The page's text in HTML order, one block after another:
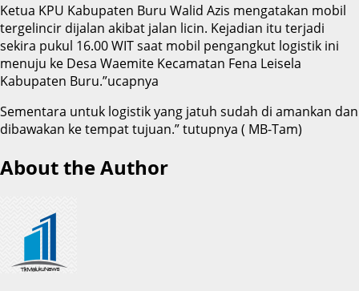
Ketua KPU Kabupaten Buru Walid Azis mengatakan mobil
tergelincir dijalan akibat jalan licin. Kejadian itu terjadi
sekira pukul 16.00 WIT saat mobil pengangkut logistik ini
menuju ke Desa Waemite Kecamatan Fena Leisela
Kabupaten Buru.”ucapnya
Sementara untuk logistik yang jatuh sudah di amankan dan
dibawakan ke tempat tujuan.” tutupnya ( MB-Tam)
About the Author